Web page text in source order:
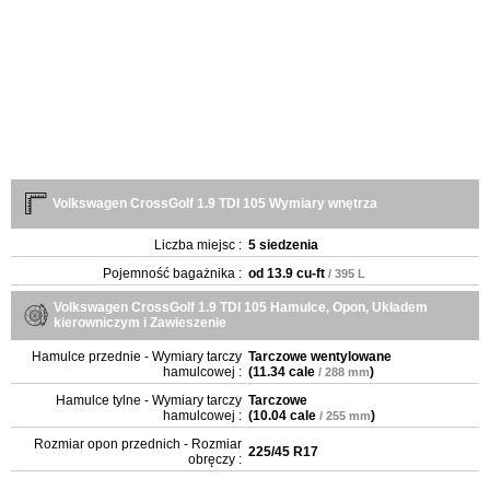
Volkswagen CrossGolf 1.9 TDI 105 Wymiary wnętrza
Liczba miejsc : 5 siedzenia
Pojemność bagażnika : od 13.9 cu-ft / 395 L
Volkswagen CrossGolf 1.9 TDI 105 Hamulce, Opon, Układem
kierowniczym i Zawieszenie
Hamulce przednie - Wymiary tarczy
hamulcowej :
Tarczowe wentylowane
(11.34 cale / 288 mm)
Hamulce tylne - Wymiary tarczy
hamulcowej :
Tarczowe
(10.04 cale / 255 mm)
Rozmiar opon przednich - Rozmiar
obręczy : 225/45 R17